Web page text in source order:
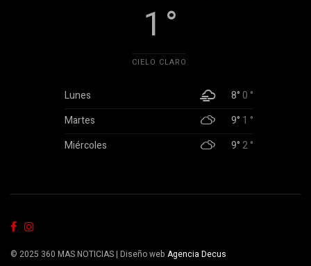
1 °
CIELO CLARO
Lunes 8°0 °
Martes
9° 1 °
Miércoles
9°2 °
© 2025 360 MAS NOTICIAS | Diseño web Agencia Decus